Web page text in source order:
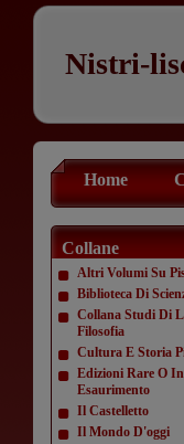
Nistri-
Home
Collane
Altri Volumi Su
Biblioteca Di
Collana Studi Di
Filosofia
Cultura E Storia
Edizioni Rare O
Esaurimento
Il Castelletto
Il Mondo D'oggi